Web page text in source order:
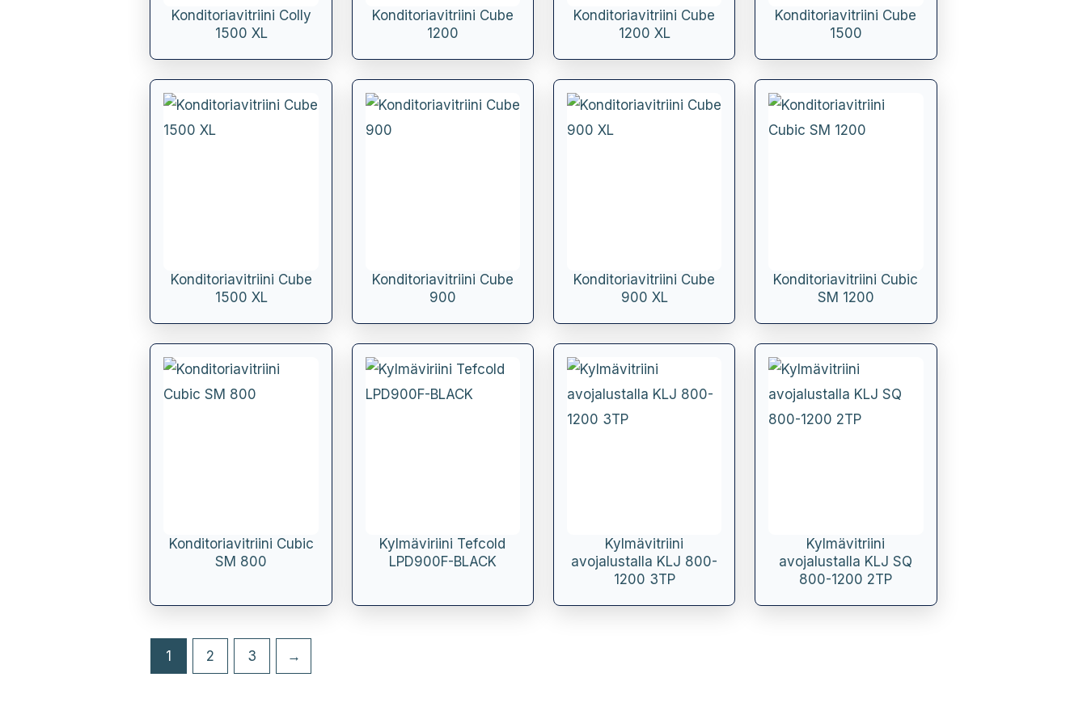
Konditoriavitriini Colly
1500 XL
Konditoriavitriini Cube
1200
Konditoriavitriini Cube
1200 XL
Konditoriavitriini Cube
1500
Konditoriavitriini Cube
1500 XL
Konditoriavitriini Cube
900
Konditoriavitriini Cube
900 XL
Konditoriavitriini Cubic
SM 1200
Konditoriavitriini Cubic
SM 800
Kylmäviriini Tefcold
LPD900F-BLACK
Kylmävitriini
avojalustalla KLJ 800-
1200 3TP
Kylmävitriini
avojalustalla KLJ SQ
800-1200 2TP
1 2 3 →